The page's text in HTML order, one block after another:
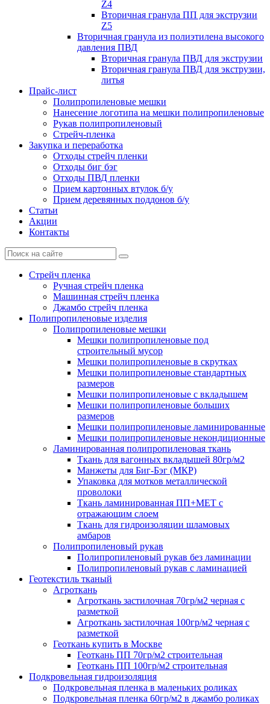
Z4
Вторичная гранула ПП для экструзии
Z5
Вторичная гранула из полиэтилена высокого
давления ПВД
Вторичная гранула ПВД для экструзии
Вторичная гранула ПВД для экструзии,
литья
Прайс-лист
Полипропиленовые мешки
Нанесение логотипа на мешки полипропиленовые
Рукав полипропиленовый
Стрейч-пленка
Закупка и переработка
Отходы стрейч пленки
Отходы биг бэг
Отходы ПВД пленки
Прием картонных втулок б/у
Прием деревянных поддонов б/у
Статьи
Акции
Контакты
Стрейч пленка
Ручная стрейч пленка
Машинная стрейч пленка
Джамбо стрейч пленка
Полипропиленовые изделия
Полипропиленовые мешки
Мешки полипропиленовые под
строительный мусор
Мешки полипропиленовые в скрутках
Мешки полипропиленовые стандартных
размеров
Мешки полипропиленовые с вкладышем
Мешки полипропиленовые больших
размеров
Мешки полипропиленовые ламинированные
Мешки полипропиленовые некондиционные
Ламинированная полипропиленовая ткань
Ткань для вагонных вкладышей 80гр/м2
Манжеты для Биг-Бэг (МКР)
Упаковка для мотков металлической
проволоки
Ткань ламинированная ПП+МЕТ с
отражающим слоем
Ткань для гидроизоляции шламовых
амбаров
Полипропиленовый рукав
Полипропиленовый рукав без ламинации
Полипропиленовый рукав с ламинацией
Геотекстиль тканый
Агроткань
Агроткань застилочная 70гр/м2 черная с
разметкой
Агроткань застилочная 100гр/м2 черная с
разметкой
Геоткань купить в Москве
Геоткань ПП 70гр/м2 строительная
Геоткань ПП 100гр/м2 строительная
Подкровельная гидроизоляция
Подкровельная пленка в маленьких роликах
Подкровельная пленка 60гр/м2 в джамбо роликах